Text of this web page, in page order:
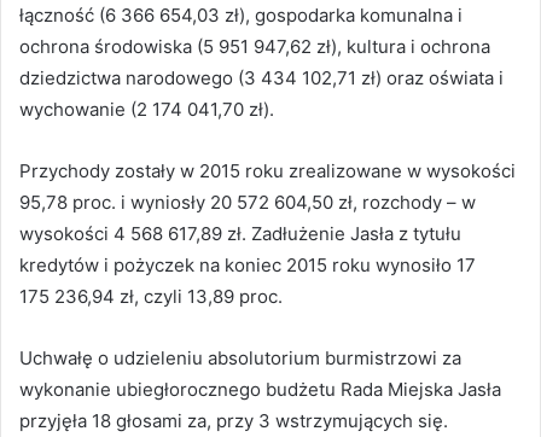
łączność (6 366 654,03 zł), gospodarka komunalna i
ochrona środowiska (5 951 947,62 zł), kultura i ochrona
dziedzictwa narodowego (3 434 102,71 zł) oraz oświata i
wychowanie (2 174 041,70 zł).
Przychody zostały w 2015 roku zrealizowane w wysokości
95,78 proc. i wyniosły 20 572 604,50 zł, rozchody – w
wysokości 4 568 617,89 zł. Zadłużenie Jasła z tytułu
kredytów i pożyczek na koniec 2015 roku wynosiło 17
175 236,94 zł, czyli 13,89 proc.
Uchwałę o udzieleniu absolutorium burmistrzowi za
wykonanie ubiegłorocznego budżetu Rada Miejska Jasła
przyjęła 18 głosami za, przy 3 wstrzymujących się.